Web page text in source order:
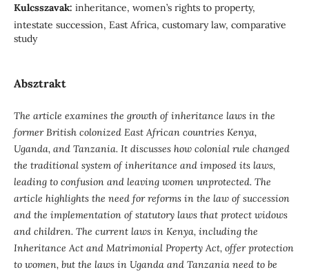
Kulcsszavak: inheritance, women’s rights to property,
intestate succession, East Africa, customary law, comparative
study
Absztrakt
The article examines the growth of inheritance laws in the
former British colonized East African countries Kenya,
Uganda, and Tanzania. It discusses how colonial rule changed
the traditional system of inheritance and imposed its laws,
leading to confusion and leaving women unprotected. The
article highlights the need for reforms in the law of succession
and the implementation of statutory laws that protect widows
and children. The current laws in Kenya, including the
Inheritance Act and Matrimonial Property Act, offer protection
to women, but the laws in Uganda and Tanzania need to be